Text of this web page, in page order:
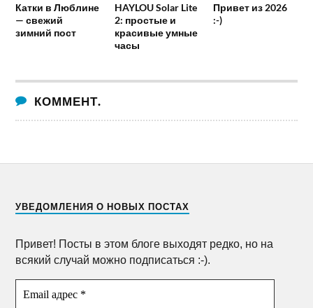
Катки в Люблине
— свежий
зимний пост
HAYLOU Solar Lite
2: простые и
красивые умные
часы
Привет из 2026
:-)
КОММЕНТ.
УВЕДОМЛЕНИЯ О НОВЫХ ПОСТАХ
Привет! Посты в этом блоге выходят редко, но на
всякий случай можно подписаться :-).